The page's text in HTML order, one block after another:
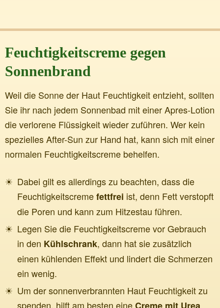
Feuchtigkeitscreme gegen
Sonnenbrand
Weil die Sonne der Haut Feuchtigkeit entzieht, sollten
Sie ihr nach jedem Sonnenbad mit einer Apres-Lotion
die verlorene Flüssigkeit wieder zuführen. Wer kein
spezielles After-Sun zur Hand hat, kann sich mit einer
normalen Feuchtigkeitscreme behelfen.
Dabei gilt es allerdings zu beachten, dass die
Feuchtigkeitscremefettfrei ist, denn Fett verstopft
die Poren und kann zum Hitzestau führen.
Legen Sie die Feuchtigkeitscreme vor Gebrauch
in den Kühlschrank, dann hat sie zusätzlich
einen kühlenden Effekt und lindert die Schmerzen
ein wenig.
Um der sonnenverbrannten Haut Feuchtigkeit zu
spenden, hilft am besten eineCreme mit Urea